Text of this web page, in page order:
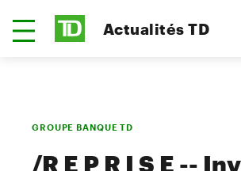
Actualités TD
GROUPE BANQUE TD
/R E P R I S E --